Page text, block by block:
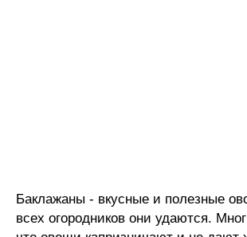
Баклажаны - вкусные и полезные
всех огородников они удаются.